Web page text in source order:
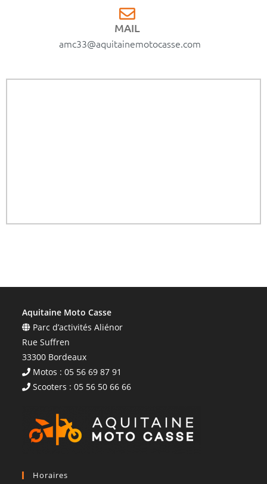
MAIL
amc33@aquitainemotocasse.com
Aquitaine Moto Casse
Parc d’activités Aliénor
Rue Suffren
33300 Bordeaux
Motos : 05 56 69 87 91
Scooters : 05 56 50 66 66
Horaires